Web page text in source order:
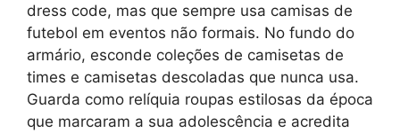
dress code, mas que sempre usa camisas de
futebol em eventos não formais. No fundo do
armário, esconde coleções de camisetas de
times e camisetas descoladas que nunca usa.
Guarda como relíquia roupas estilosas da época
que marcaram a sua adolescência e acredita